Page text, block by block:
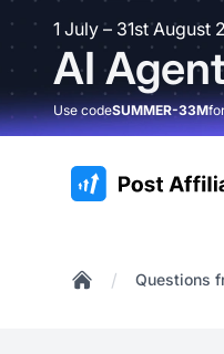
1 July – 31st August
AI
Use codeSUMMER-33M
:site.title
/ Questions